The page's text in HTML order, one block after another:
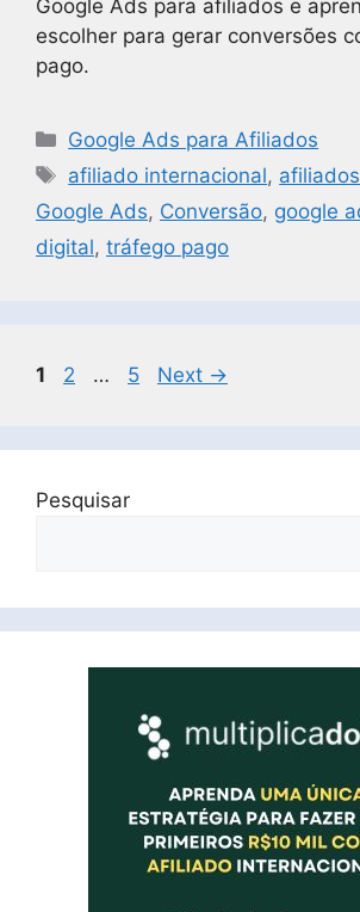
Google Ads para afiliados e
escolher para gerar conversões
pago.
Google Ads para Afiliados
afiliado internacional, afiliados
Google Ads, Conversão, google
digital, tráfego pago
1 2 … 5 Next →
Pesquisar